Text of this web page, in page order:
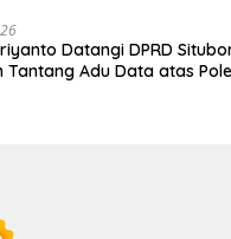
Datangi DPRD
Tantang Adu Data atas